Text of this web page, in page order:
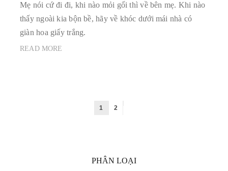
Mẹ nói cứ đi đi, khi nào mỏi gối thì về bên mẹ. Khi nào
thấy ngoài kia bộn bề, hãy về khóc dưới mái nhà có
giàn hoa giấy trắng.
READ MORE
1 2
PHÂN LOẠI